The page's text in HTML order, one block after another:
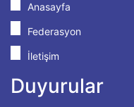
Anasayfa
Federasyon
İletişim
Duyurular